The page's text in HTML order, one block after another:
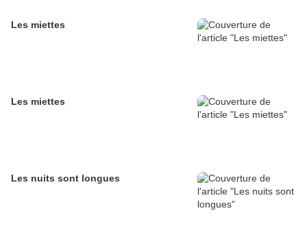
Les miettes
Les miettes
Les nuits sont longues